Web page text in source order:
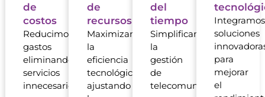
de
costos
Reducimos
gastos
eliminando
servicios
innecesarios
de
recursos
Maximizamos
la
eficiencia
tecnológica
ajustando
del
tiempo
Simplificamos
la
gestión
de
telecomunicaciones
Integramos
soluciones
para
mejorar
el